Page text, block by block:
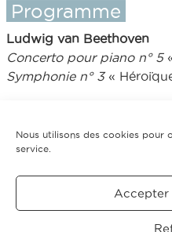
Nous utilisons des cookies
service.
Accepter
Programme
Ludwig van Beethoven
Concerto pour piano n° 5
Symphonie n° 3«
Tarifs